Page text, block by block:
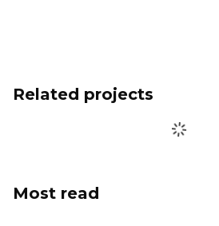
Related projects
Most read